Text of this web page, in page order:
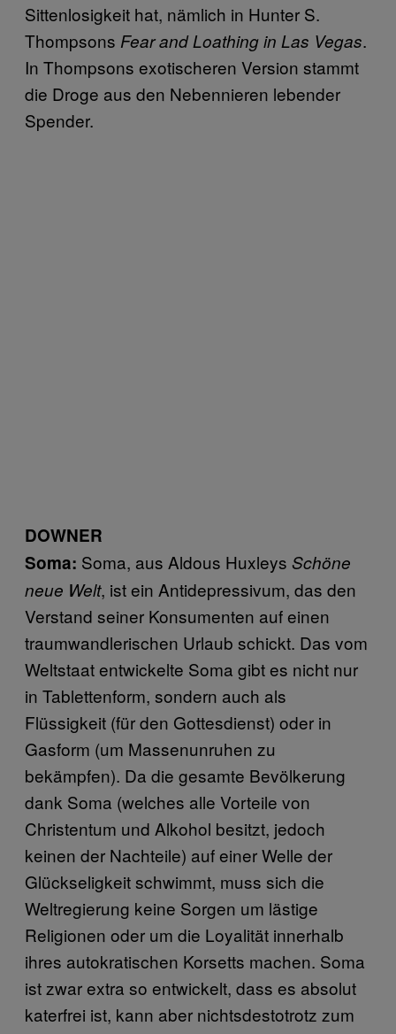
Sittenlosigkeit hat, nämlich in Hunter S.
Thompsons Fear and Loathing in Las Vegas.
In Thompsons exotischeren Version stammt
die Droge aus den Nebennieren lebender
Spender.
DOWNER
Soma: Soma, aus Aldous Huxleys Schöne
neue Welt, ist ein Antidepressivum, das den
Verstand seiner Konsumenten auf einen
traumwandlerischen Urlaub schickt. Das vom
Weltstaat entwickelte Soma gibt es nicht nur
in Tablettenform, sondern auch als
Flüssigkeit (für den Gottesdienst) oder in
Gasform (um Massenunruhen zu
bekämpfen). Da die gesamte Bevölkerung
dank Soma (welches alle Vorteile von
Christentum und Alkohol besitzt, jedoch
keinen der Nachteile) auf einer Welle der
Glückseligkeit schwimmt, muss sich die
Weltregierung keine Sorgen um lästige
Religionen oder um die Loyalität innerhalb
ihres autokratischen Korsetts machen. Soma
ist zwar extra so entwickelt, dass es absolut
katerfrei ist, kann aber nichtsdestotrotz zum